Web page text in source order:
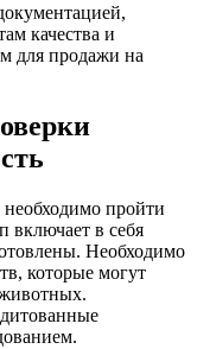
качества и
для продажи на
необходимо пройти
включает в себя
Необходимо
которые могут
животных.